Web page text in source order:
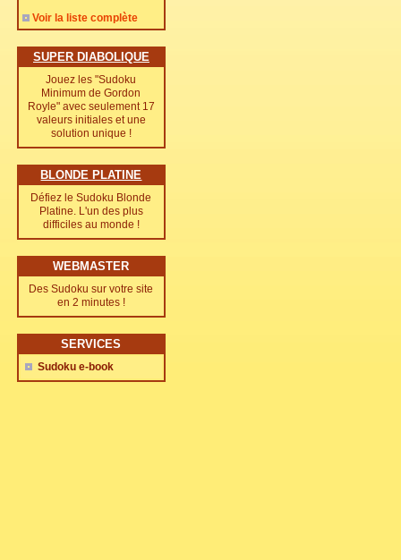
Voir la liste complète
SUPER DIABOLIQUE
Jouez les "Sudoku
Minimum de Gordon
Royle" avec seulement 17
valeurs initiales et une
solution unique !
BLONDE PLATINE
Défiez le Sudoku Blonde
Platine. L'un des plus
difficiles au monde !
WEBMASTER
Des Sudoku sur votre site
en 2 minutes !
SERVICES
Sudoku e-book